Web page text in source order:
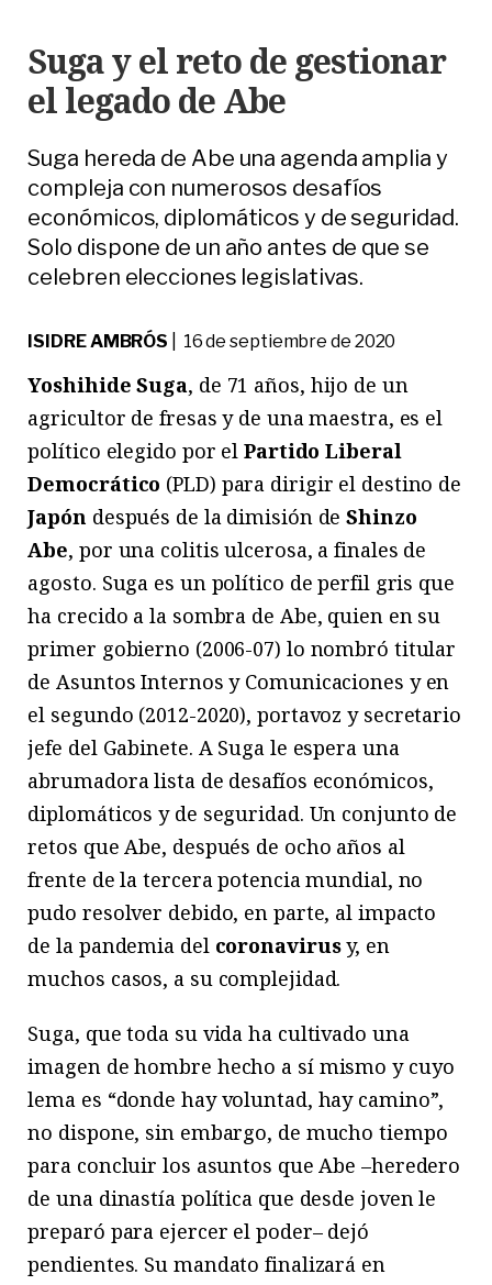
Suga y el reto de gestionar
el legado de Abe
Suga hereda de Abe una agenda amplia y
compleja con numerosos desafíos
económicos, diplomáticos y de seguridad.
Solo dispone de un año antes de que se
celebren elecciones legislativas.
ISIDRE AMBRÓS | 16 de septiembre de 2020
Yoshihide Suga, de 71 años, hijo de un
agricultor de fresas y de una maestra, es el
político elegido por elPartido Liberal
Democrático (PLD) para dirigir el destino de
Japón después de la dimisión deShinzo
Abe, por una colitis ulcerosa, a finales de
agosto. Suga es un político de perfil gris que
ha crecido a la sombra de Abe, quien en su
primer gobierno (2006-07) lo nombró titular
de Asuntos Internos y Comunicaciones y en
el segundo (2012-2020), portavoz y secretario
jefe del Gabinete. A Suga le espera una
abrumadora lista de desafíos económicos,
diplomáticos y de seguridad. Un conjunto de
retos que Abe, después de ocho años al
frente de la tercera potencia mundial, no
pudo resolver debido, en parte, al impacto
de la pandemia del coronavirusy, en
muchos casos, a su complejidad.
Suga, que toda su vida ha cultivado una
imagen de hombre hecho a sí mismo y cuyo
lema es “donde hay voluntad, hay camino”,
no dispone, sin embargo, de mucho tiempo
para concluir los asuntos que Abe –heredero
de una dinastía política que desde joven le
preparó para ejercer el poder– dejó
pendientes. Su mandato finalizará en